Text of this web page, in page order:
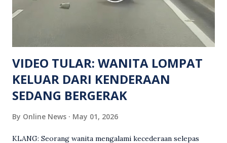
mengesan dua suspek yang masih bebas bagi membantu
siasatan lanjut. Kes disiasat mengikut Seksyen 302 Kanun
Keseksaan kerana membunuh. Orang ramai yang mempunyai
maklumat diminta t...
VIDEO TULAR: WANITA LOMPAT
KELUAR DARI KENDERAAN
SEDANG BERGERAK
By Online News May 01, 2026
KLANG: Seorang wanita mengalami kecederaan selepas